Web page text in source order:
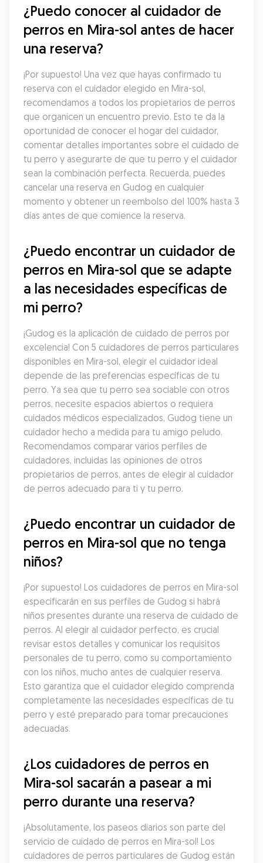
¿Puedo conocer al cuidador de
perros en Mira-sol antes de hacer
una reserva?
¡Por supuesto! Una vez que hayas confirmado tu
reserva con el cuidador elegido en Mira-sol,
recomendamos a todos los propietarios de perros
que organicen un encuentro previo. Esto te da la
oportunidad de conocer el hogar del cuidador,
comentar detalles importantes sobre el cuidado de
tu perro y asegurarte de que tu perro y el cuidador
sean la combinación perfecta. Recuerda, puedes
cancelar una reserva en Gudog en cualquier
momento y obtener un reembolso del 100% hasta 3
días antes de que comience la reserva.
¿Puedo encontrar un cuidador de
perros en Mira-sol que se adapte
a las necesidades específicas de
mi perro?
¡Gudog es la aplicación de cuidado de perros por
excelencia! Con 5 cuidadores de perros particulares
disponibles en Mira-sol, elegir el cuidador ideal
depende de las preferencias específicas de tu
perro. Ya sea que tu perro sea sociable con otros
perros, necesite espacios abiertos o requiera
cuidados médicos especializados, Gudog tiene un
cuidador hecho a medida para tu amigo peludo.
Recomendamos comparar varios perfiles de
cuidadores, incluidas las opiniones de otros
propietarios de perros, antes de elegir al cuidador
de perros adecuado para ti y tu perro.
¿Puedo encontrar un cuidador de
perros en Mira-sol que no tenga
niños?
¡Por supuesto! Los cuidadores de perros en Mira-sol
especificarán en sus perfiles de Gudog si habrá
niños presentes durante una reserva de cuidado de
perros. Al elegir al cuidador perfecto, es crucial
revisar estos detalles y comunicar los requisitos
personales de tu perro, como su comportamiento
con los niños, mucho antes de cualquier reserva.
Esto garantiza que el cuidador elegido comprenda
completamente las necesidades específicas de tu
perro y esté preparado para tomar precauciones
adecuadas.
¿Los cuidadores de perros en
Mira-sol sacarán a pasear a mi
perro durante una reserva?
¡Absolutamente, los paseos diarios son parte del
servicio de cuidado de perros en Mira-sol! Los
cuidadores de perros particulares de Gudog están